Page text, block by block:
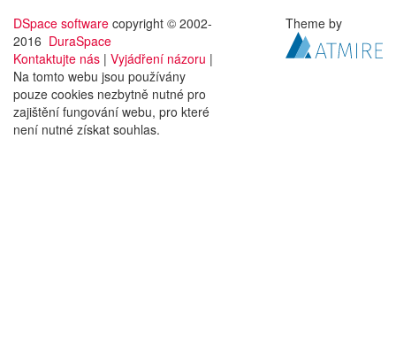
DSpace software copyright © 2002-
2016 DuraSpace
Kontaktujte nás | Vyjádření názoru |
Na tomto webu jsou používány
pouze cookies nezbytně nutné pro
zajištění fungování webu, pro které
není nutné získat souhlas.
Theme by